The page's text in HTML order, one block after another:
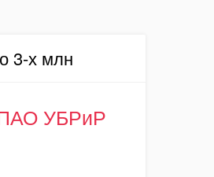
3-х млн
УБРиР